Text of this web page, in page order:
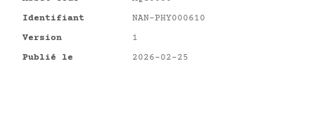
Identifiant
NAN-PHY000610
Version
1
Publié le
2026-02-25